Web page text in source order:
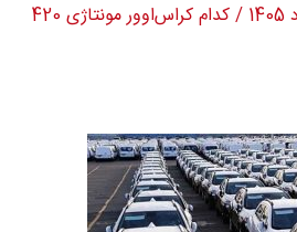
قیمت خودرو امروز 8 مرداد 1405 / کدام کراس‌اوور مونتاژی 420